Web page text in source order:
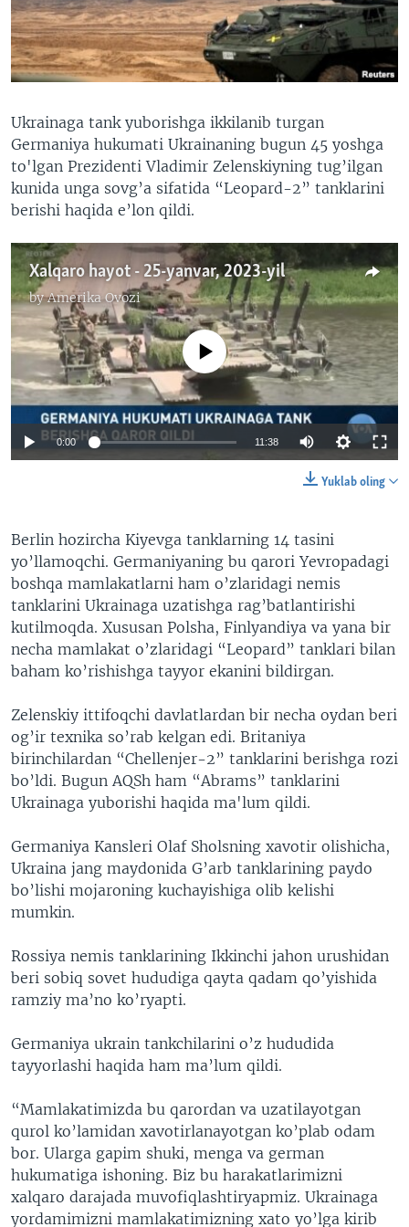
VIDEO
XABARLAR SURATLARDA
ODNOKLASSNIKI
TELEGRAM
TWITTER
SOUNDCLOUD
VOA
Ukrainaga tank yuborishga ikkilanib turgan
Germaniya hukumati Ukrainaning bugun 45 yoshga
to'lgan Prezidenti Vladimir Zelenskiyning tug’ilgan
kunida unga sovg’a sifatida “Leopard-2” tanklarini
berishi haqida e’lon qildi.
Xalqaro hayot - 25-yanvar, 2023-yil
byAmerika Ovozi
No media source currently available
0:00 11:38
Yuklab oling
Berlin hozircha Kiyevga tanklarning 14 tasini
yo’llamoqchi. Germaniyaning bu qarori Yevropadagi
boshqa mamlakatlarni ham o’zlaridagi nemis
tanklarini Ukrainaga uzatishga rag’batlantirishi
kutilmoqda. Xususan Polsha, Finlyandiya va yana bir
necha mamlakat o’zlaridagi “Leopard” tanklari bilan
baham ko’rishishga tayyor ekanini bildirgan.
Zelenskiy ittifoqchi davlatlardan bir necha oydan beri
og’ir texnika so’rab kelgan edi. Britaniya
birinchilardan “Chellenjer-2” tanklarini berishga rozi
bo’ldi. Bugun AQSh ham “Abrams” tanklarini
Ukrainaga yuborishi haqida ma'lum qildi.
Germaniya Kansleri Olaf Sholsning xavotir olishicha,
Ukraina jang maydonida G’arb tanklarining paydo
bo’lishi mojaroning kuchayishiga olib kelishi
mumkin.
Rossiya nemis tanklarining Ikkinchi jahon urushidan
beri sobiq sovet hududiga qayta qadam qo’yishida
ramziy ma’no ko’ryapti.
Germaniya ukrain tankchilarini o’z hududida
tayyorlashi haqida ham ma’lum qildi.
“Mamlakatimizda bu qarordan va uzatilayotgan
qurol ko’lamidan xavotirlanayotgan ko’plab odam
bor. Ularga gapim shuki, menga va german
hukumatiga ishoning. Biz bu harakatlarimizni
xalqaro darajada muvofiqlashtiryapmiz. Ukrainaga
yordamimizni mamlakatimizning xato yo’lga kirib